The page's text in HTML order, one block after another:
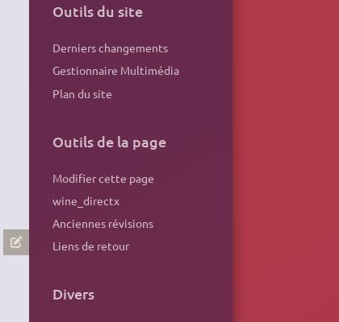
Outils du site
Derniers changements
Gestionnaire Multimédia
Plan du site
Outils de la page
Modifier cette page
wine_directx
Anciennes révisions
Liens de retour
Divers